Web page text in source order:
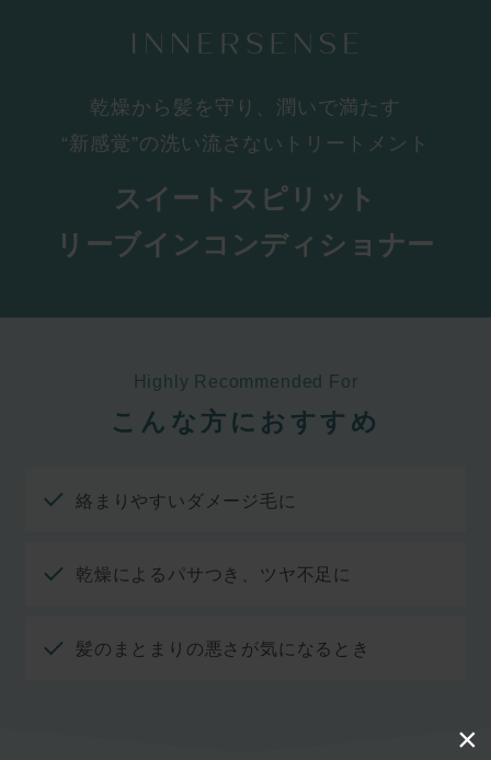
×
乾燥から髪を守り、潤いで満たす
“新感覚”の洗い流さないトリートメント
スイートスピリット
リーブインコンディショナー
Highly Recommended For
こんな方におすすめ
絡まりやすいダメージ毛に
乾燥によるパサつき、ツヤ不足に
髪のまとまりの悪さが気になるとき